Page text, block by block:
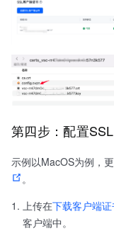
第四步：配置
示例以MacOS为例，
。
上传在下载客户端证
客户端中。